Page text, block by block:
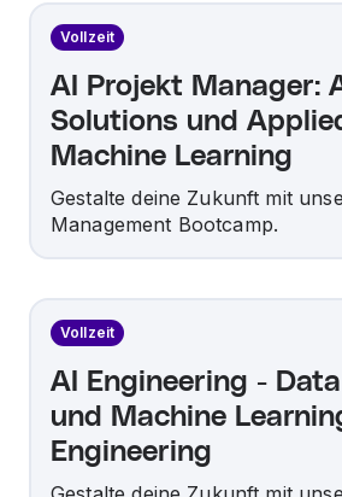
Vollzeit
AI Projekt Manager:
Solutions und
Machine Learning
Gestalte deine Zukunft mit
Management Bootcamp.
Vollzeit
AI Engineering -
und Machine
Engineering